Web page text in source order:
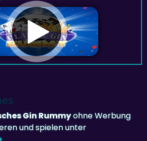
Gin Rummyohne Werbung
und spielen unter